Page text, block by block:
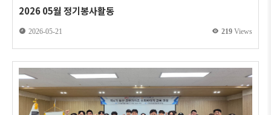
2026 05월 정기봉사활동
2026-05-21 219 Views